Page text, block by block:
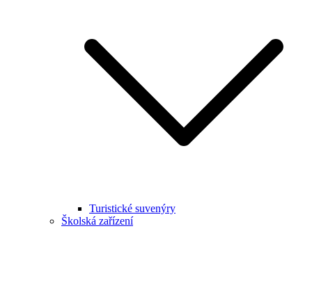
Turistické suvenýry
Školská zařízení